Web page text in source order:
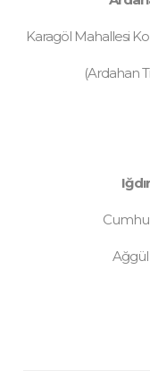
Karagöl Mahallesi
(Ardahan
Ağgül